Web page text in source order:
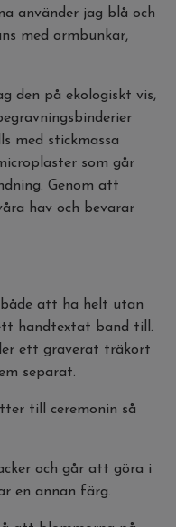
använder jag blå och
med ormbunkar,
den på ekologiskt vis,
med stickmassa
som går
Genom att
hav och bevarar
att ha helt utan
handtextat band till.
ett graverat träkort
separat.
till ceremonin så
och går att göra i
en annan färg.